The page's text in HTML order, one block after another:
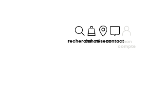
rechercheachatréseaucontactmon
compte